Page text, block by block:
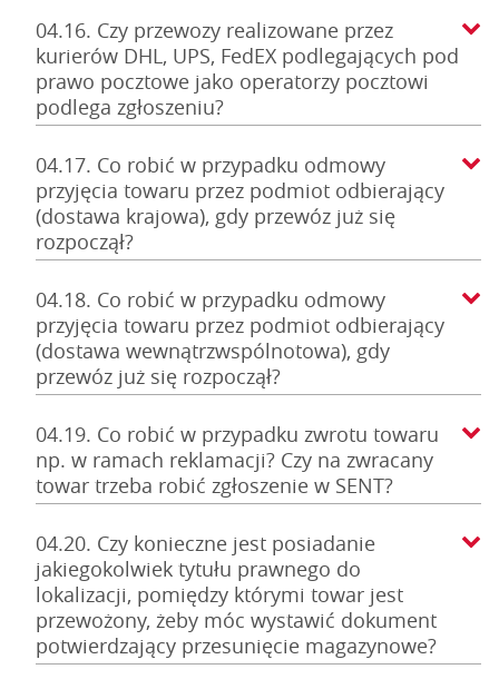
04.16. Czy przewozy realizowane przez
kurierów DHL, UPS, FedEX podlegających pod
prawo pocztowe jako operatorzy pocztowi
podlega zgłoszeniu?
04.17. Co robić w przypadku odmowy
przyjęcia towaru przez podmiot odbierający
(dostawa krajowa), gdy przewóz już się
rozpoczął?
04.18. Co robić w przypadku odmowy
przyjęcia towaru przez podmiot odbierający
(dostawa wewnątrzwspólnotowa), gdy
przewóz już się rozpoczął?
04.19. Co robić w przypadku zwrotu towaru
np. w ramach reklamacji? Czy na zwracany
towar trzeba robić zgłoszenie w SENT?
04.20. Czy konieczne jest posiadanie
jakiegokolwiek tytułu prawnego do
lokalizacji, pomiędzy którymi towar jest
przewożony, żeby móc wystawić dokument
potwierdzający przesunięcie magazynowe?